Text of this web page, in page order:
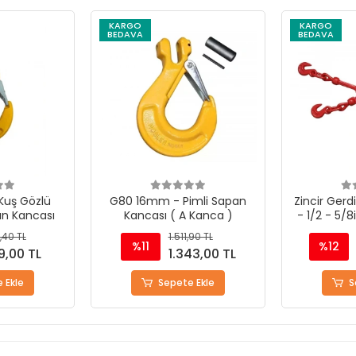
Sapan
)
TL
TL
Ekle
KARGO
BEDAVA
Zincir Gerdirme Kollu Model
- 1/2 - 5/8inch - 13-16mm
%12
5.715,41 TL
5.055,94 TL
Sepete Ekle
KARGO
BEDAVA
Zincir
- 3/8 - 1/
%12